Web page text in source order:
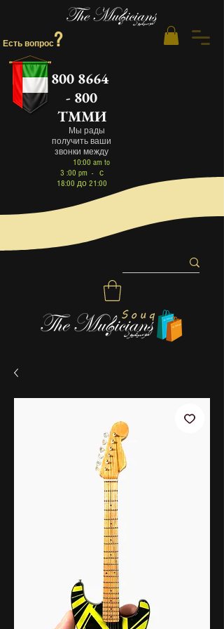
Есть вопрос?
800 8664
- 800
ТММИ
Мы рады
получить ваши
звонки между
10:00 am to
3 :00 pm - с
18:00 до 21:00